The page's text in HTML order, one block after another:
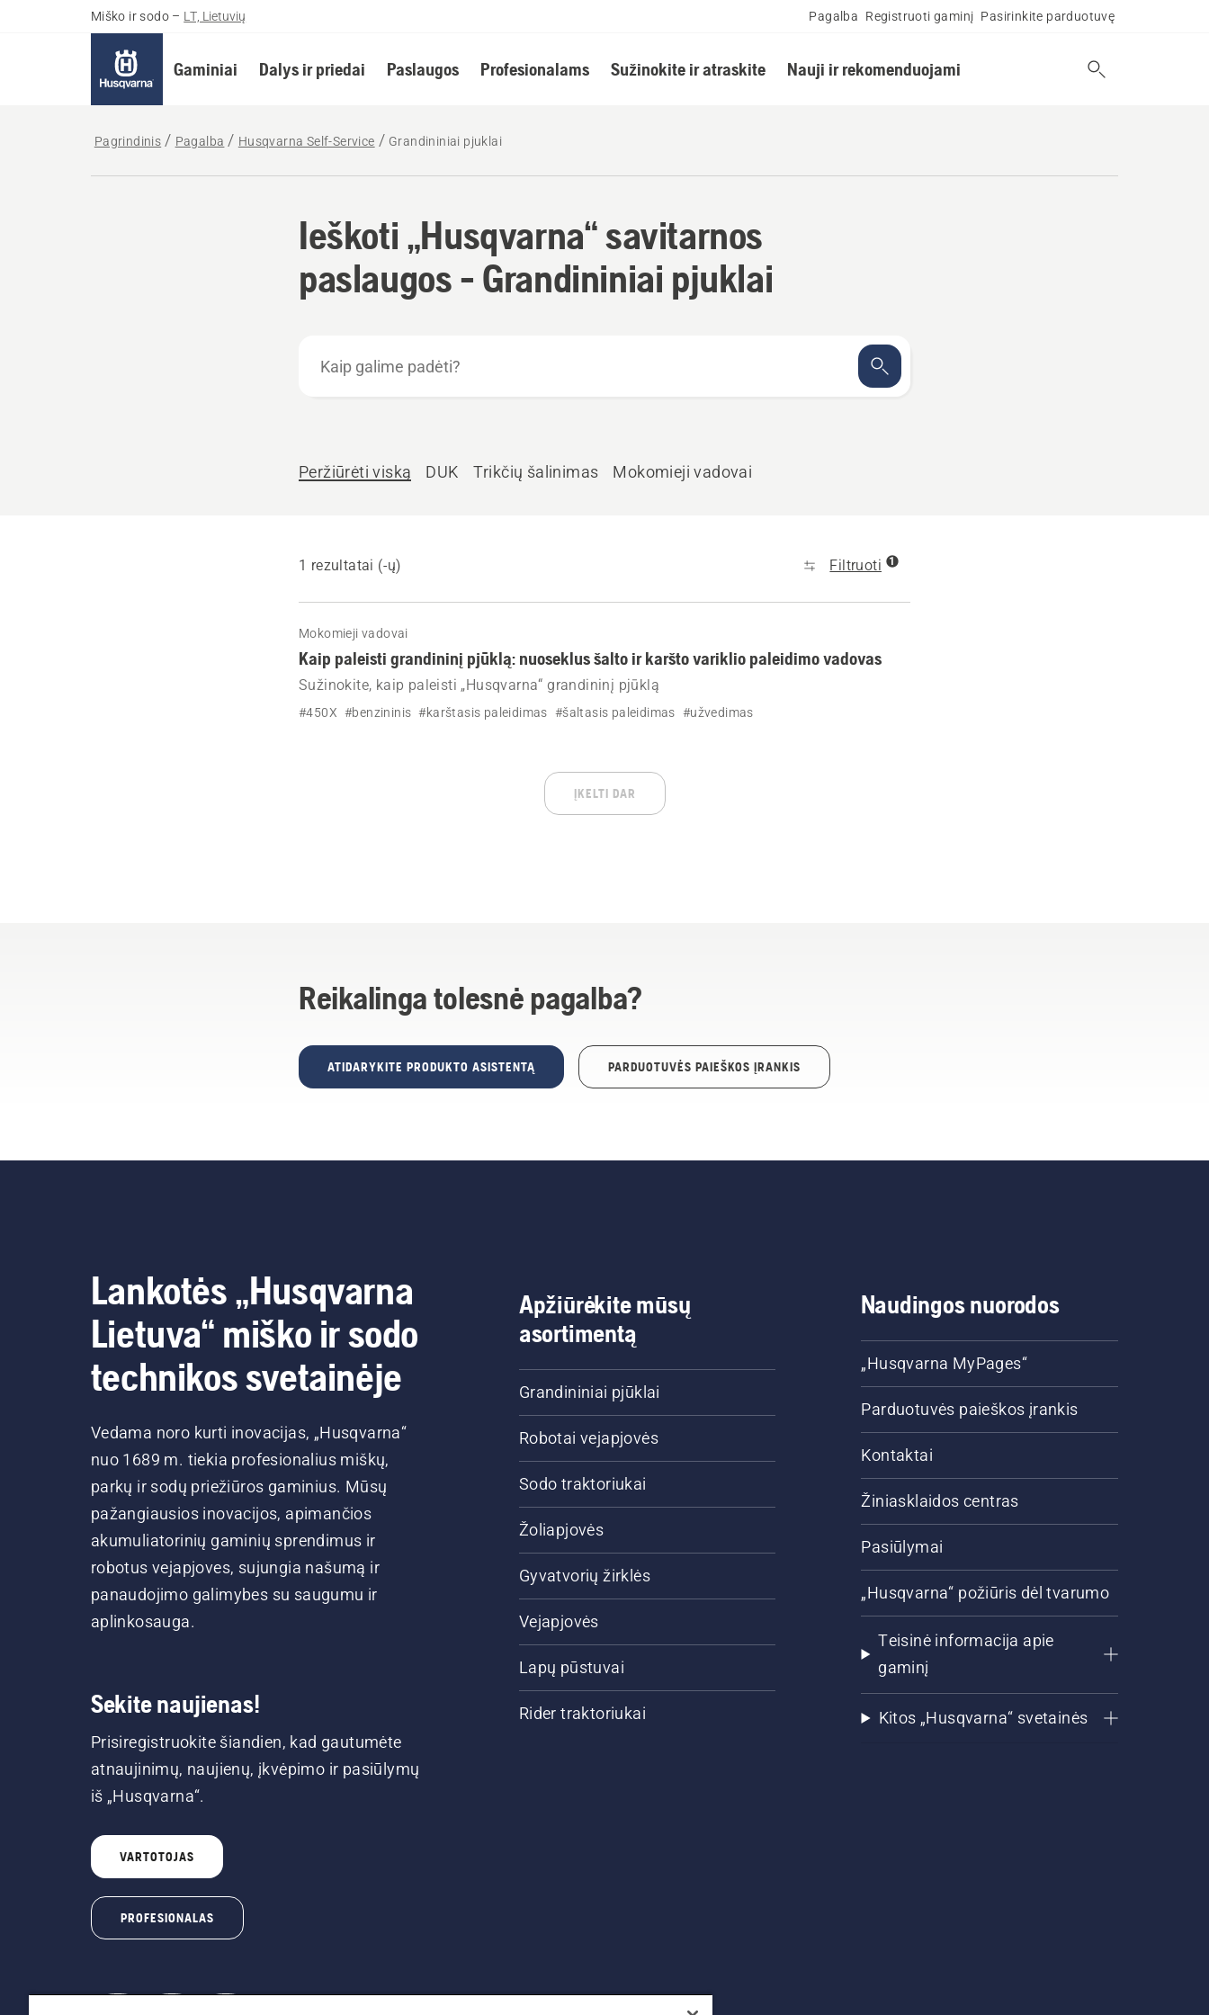
Miško ir sodo – LT, Lietuvių Pagalba Registruoti gaminį Pasirinkite parduotuvę
Gaminiai Dalys ir priedai Paslaugos Profesionalams Sužinokite ir atraskite Nauji ir rekomenduojami
Pagrindinis Pagalba Husqvarna Self-Service Grandininiai pjuklai
Ieškoti „Husqvarna“ savitarnos
paslaugos - Grandininiai pjuklai
galime
Peržiūrėti viską DUK Trikčių šalinimas Mokomieji vadovai
1 rezultatai (-ų) Filtruoti 1
Mokomieji vadovai
Kaip paleisti grandininį pjūklą: nuoseklus šalto ir karšto variklio paleidimo vadovas
Sužinokite, kaip paleisti „Husqvarna“ grandininį pjūklą
#450X #benzininis #karštasis paleidimas #šaltasis paleidimas #užvedimas
ĮKELTI DAR
Reikalinga tolesnė pagalba?
ATIDARYKITE PRODUKTO ASISTENTĄ PARDUOTUVĖS PAIEŠKOS ĮRANKIS
Lankotės „Husqvarna
Lietuva“ miško ir sodo
technikos svetainėje
Vedama noro kurti inovacijas, „Husqvarna“
nuo 1689 m. tiekia profesionalius miškų,
parkų ir sodų priežiūros gaminius. Mūsų
pažangiausios inovacijos, apimančios
akumuliatorinių gaminių sprendimus ir
robotus vejapjoves, sujungia našumą ir
panaudojimo galimybes su saugumu ir
aplinkosauga.
Sekite naujienas!
Prisiregistruokite šiandien, kad gautumėte
atnaujinimų, naujienų, įkvėpimo ir pasiūlymų
iš „Husqvarna“.
VARTOTOJAS
PROFESIONALAS
Apžiūrėkite mūsų
asortimentą
Grandininiai pjūklai
Robotai vejapjovės
Sodo traktoriukai
Žoliapjovės
Gyvatvorių žirklės
Vejapjovės
Lapų pūstuvai
Rider traktoriukai
Naudingos nuorodos
„Husqvarna MyPages“
Parduotuvės paieškos įrankis
Kontaktai
Žiniasklaidos centras
Pasiūlymai
„Husqvarna“ požiūris dėl tvarumo
Teisinė informacija apie
gaminį
Kitos „Husqvarna“ svetainės